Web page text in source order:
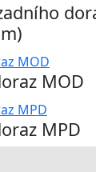
MOD
MPD